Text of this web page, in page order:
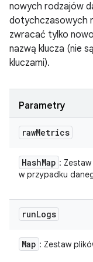
nowych rodzajów
dotychczasowych
zwracać tylko
nazwą klucza (nie
kluczami).
Parametry
rawMetrics
HashMap :
w przypadku
runLogs
Map : Zestaw